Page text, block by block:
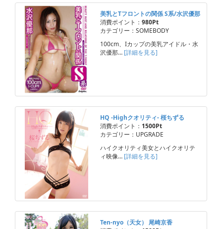
美乳とTフロントの関係 S系/水沢優那
消費ポイント： 980Pt
カテゴリー：SOMEBODY
100cm、Iカップの美乳アイドル・水
沢優那… [詳細を見る]
HQ -Highクオリティ- 桜ちずる
消費ポイント： 1500Pt
カテゴリー：UPGRADE
ハイクオリティ美女とハイクオリテ
ィ映像… [詳細を見る]
Ten-nyo（天女） 尾崎京香